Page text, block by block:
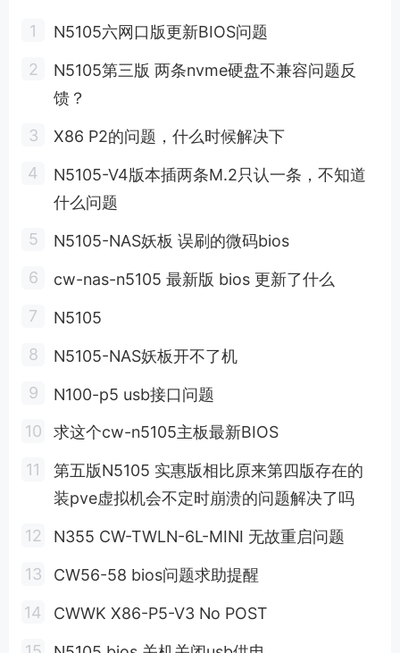
N5105六网口版更新BIOS问题
N5105第三版 两条nvme硬盘不兼容问题反
馈？
X86 P2的问题，什么时候解决下
N5105-V4版本插两条M.2只认一条，不知道
什么问题
N5105-NAS妖板 误刷的微码bios
cw-nas-n5105 最新版 bios 更新了什么
N5105
N5105-NAS妖板开不了机
N100-p5 usb接口问题
求这个cw-n5105主板最新BIOS
第五版N5105 实惠版相比原来第四版存在的
装pve虚拟机会不定时崩溃的问题解决了吗
N355 CW-TWLN-6L-MINI 无故重启问题
CW56-58 bios问题求助提醒
CWWK X86-P5-V3 No POST